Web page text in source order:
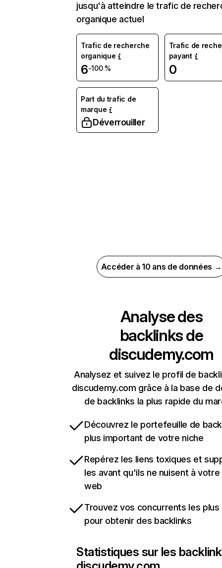
jusqu'à atteindre le trafic de
organique actuel
Trafic de recherche
organique
6-100 %
Trafic de
payant
0
Part du trafic de
marque
Déverrouiller
Accéder à 10 ans de données →
Analyse des
backlinks de
discudemy.com
Analysez et suivez le profil de
discudemy.com grâce à la base de
de backlinks la plus rapide du
Découvrez le portefeuille de
plus important de votre niche
Repérez les liens toxiques et
les avant qu'ils ne nuisent à
web
Trouvez vos concurrents les
pour obtenir des backlinks
Statistiques sur les